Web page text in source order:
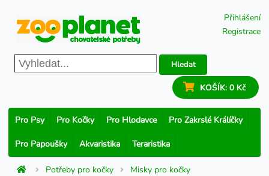
Přihlášení
Registrace
Hledat
KOŠÍK: 0 Kč
Pro Psy Pro Kočky Pro Hlodavce Pro Zakrslé Králíčky
Pro Papoušky Akvaristika Teraristika
Potřeby pro kočky Misky pro kočky